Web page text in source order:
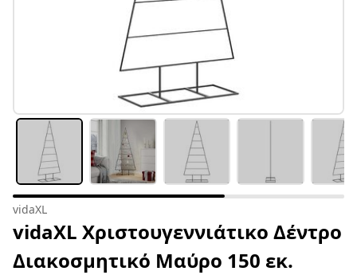
vidaXL
vidaXL Χριστουγεννιάτικο Δέντρο
Διακοσμητικό Μαύρο 150 εκ.